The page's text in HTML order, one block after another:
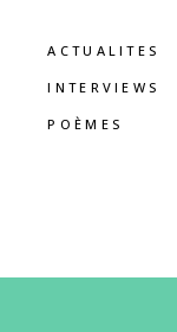
ACTUALITES
INTERVIEWS
POÈMES